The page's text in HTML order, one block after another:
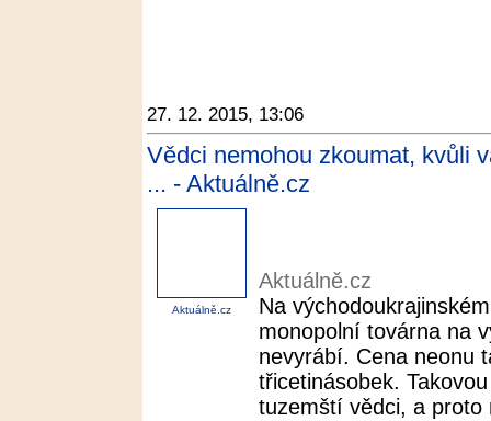
27. 12. 2015, 13:06
Vědci nemohou zkoumat, kvůli
... - Aktuálně.cz
Aktuálně.cz
Aktuálně.cz
Na
monopolní továrna na
nevyrábí. Cena neonu
třicetinásobek.
tuzemští vědci, a proto